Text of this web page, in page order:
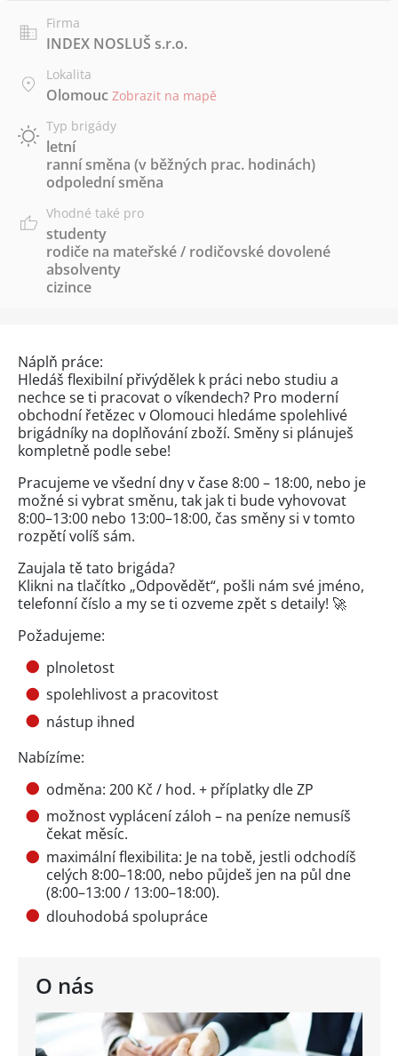
Firma
INDEX NOSLUŠ s.r.o.
Lokalita
Olomouc Zobrazit na mapě
Typ brigády
letní
ranní směna (v běžných prac. hodinách)
odpolední směna
Vhodné také pro
studenty
rodiče na mateřské / rodičovské dovolené
absolventy
cizince
O nás
Náplň práce:
Hledáš flexibilní přivýdělek k práci nebo studiu a
nechce se ti pracovat o víkendech? Pro moderní
obchodní řetězec v Olomouci hledáme spolehlivé
brigádníky na doplňování zboží. Směny si plánuješ
kompletně podle sebe!
Pracujeme ve všední dny v čase 8:00 – 18:00, nebo je
možné si vybrat směnu, tak jak ti bude vyhovovat
8:00–13:00 nebo 13:00–18:00, čas směny si v tomto
rozpětí volíš sám.
Zaujala tě tato brigáda?
Klikni na tlačítko „Odpovědět“, pošli nám své jméno,
telefonní číslo a my se ti ozveme zpět s detaily! 🚀
Požadujeme:
plnoletost
spolehlivost a pracovitost
nástup ihned
Nabízíme:
odměna: 200 Kč / hod. + příplatky dle ZP
možnost vyplácení záloh – na peníze nemusíš
čekat měsíc.
maximální flexibilita: Je na tobě, jestli odchodíš
celých 8:00–18:00, nebo půjdeš jen na půl dne
(8:00–13:00 / 13:00–18:00).
dlouhodobá spolupráce